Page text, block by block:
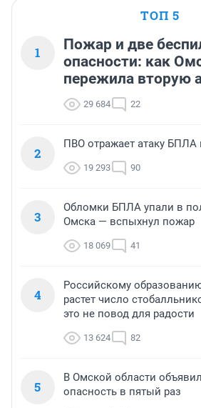
ТОП 5
1
Пожар и две
опасности: как
пережила вторую
29 684 22
2
ПВО отражает атаку БПЛА
19 293 90
3
Обломки БПЛА упали в
Омска — вспыхнул пожар
18 069 41
4
Российскому
растет число
это не повод для радости
13 624 82
5
В Омской области
опасность в пятый раз